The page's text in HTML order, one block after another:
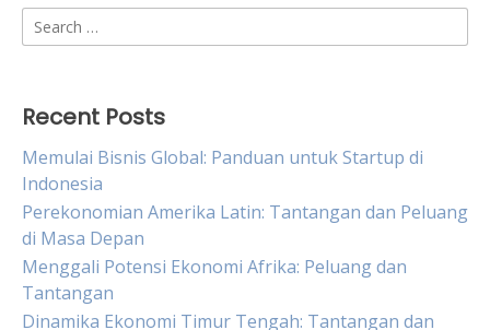
Search
for:
Recent Posts
Memulai Bisnis Global: Panduan untuk Startup di
Indonesia
Perekonomian Amerika Latin: Tantangan dan Peluang
di Masa Depan
Menggali Potensi Ekonomi Afrika: Peluang dan
Tantangan
Dinamika Ekonomi Timur Tengah: Tantangan dan